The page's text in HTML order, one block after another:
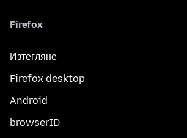
Firefox
Изтегляне
Firefox desktop
Android
browserID